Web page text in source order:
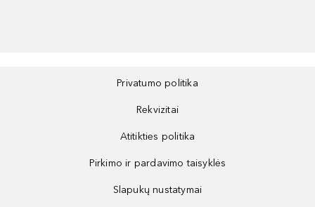
Privatumo politika
Rekvizitai
Atitikties politika
Pirkimo ir pardavimo taisyklės
Slapukų nustatymai